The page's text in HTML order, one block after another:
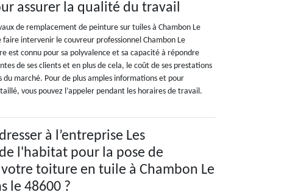
assurer la qualité du travail
de remplacement de peinture sur tuiles à Chambon Le
faire intervenir le couvreur professionnel Chambon Le
est connu pour sa polyvalence et sa capacité à répondre
de ses clients et en plus de cela, le coût de ses prestations
du marché. Pour de plus amples informations et pour
vous pouvez l’appeler pendant les horaires de travail.
à l’entreprise Les
l'habitat pour la pose de
toiture en tuile à Chambon Le
le 48600 ?